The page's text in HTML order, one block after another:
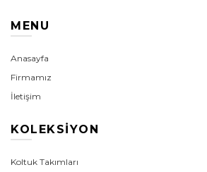
MENU
Anasayfa
Firmamız
İletişim
KOLEKSIYON
Koltuk Takımları